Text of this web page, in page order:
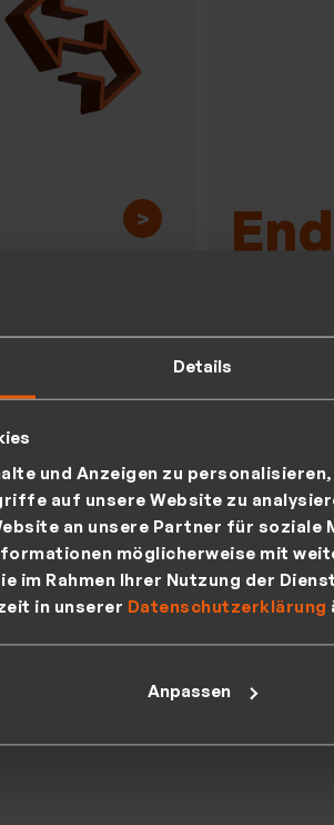
Details
und Anzeigen zu
auf unsere Website zu
an unsere Partner für soziale
möglicherweise mit
im Rahmen Ihrer Nutzung der
in unserer Datenschutzerklärung
Anpassen
>
und
und volle
für die